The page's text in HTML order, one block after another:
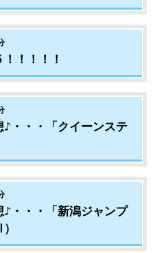
！！！！
・・・「クイーンステ
・・・「新潟ジャンプ